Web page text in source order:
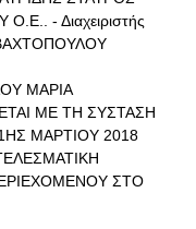
- Διαχειριστής
ΜΑΡΙΑ
ΜΕ ΤΗ ΣΥΣΤΑΣΗ
ΜΑΡΤΙΟΥ 2018
ΣΤΟ